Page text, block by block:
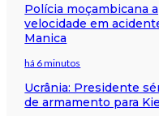
Polícia moçambicana
velocidade em
Manica
há 6 minutos
Ucrânia: Presidente
de armamento para